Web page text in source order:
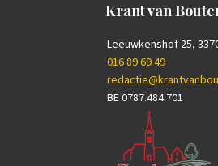
Krant van
Leeuwkenshof 25,
016 89 69 49
BE 0787.484.701